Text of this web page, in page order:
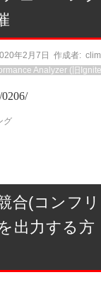
年2月7日 作成者:
Analyzer (旧
グ
合(コンフリ
出力する方